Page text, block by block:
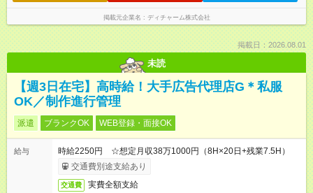
掲載元企業名 ディチャーム株式会社
掲載日：2026.08.01
未読
【週3日在宅】高時給！大手広告代理店G＊私服
OK／制作進行管理
派遣 ブランクOK WEB登録・面接OK
給与
時給2250円 ☆想定月収38万1000円（8H×20日+残業7.5H）
交通費別途支給あり
交通費 実費全額支給